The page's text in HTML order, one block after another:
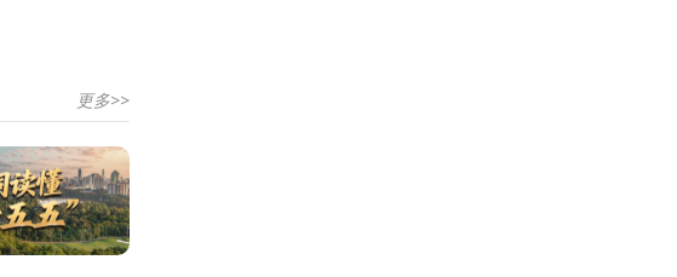
更多>>